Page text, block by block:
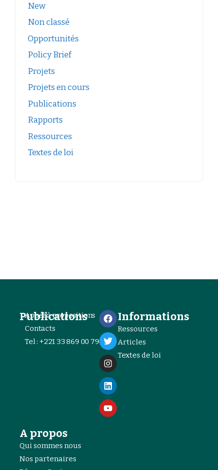
New
Non classé
Opportunités
Policy Brief
Projets
Projets en cours
Publications
Rapports
Ressources
Textes de loi
Publications
Appel à propositions
Contacts
Tel : +221 33 869 00 79
Informations
Ressources
Articles
Textes de loi
A propos
Qui sommes nous
Nos partenaires